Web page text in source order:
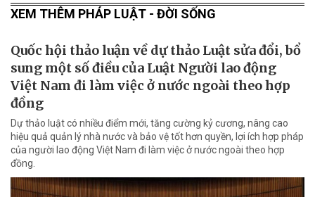
XEM THÊM PHÁP LUẬT - ĐỜI SỐNG
Quốc hội thảo luận về dự thảo Luật sửa đổi, bổ
sung một số điều của Luật Người lao động
Việt Nam đi làm việc ở nước ngoài theo hợp
đồng
Dự thảo luật có nhiều điểm mới, tăng cường kỷ cương, nâng cao
hiệu quả quản lý nhà nước và bảo vệ tốt hơn quyền, lợi ích hợp pháp
của người lao động Việt Nam đi làm việc ở nước ngoài theo hợp
đồng.